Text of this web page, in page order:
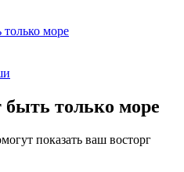
море
только море
показать ваш восторг